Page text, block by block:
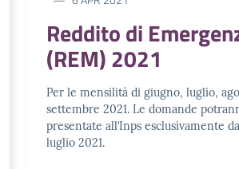
Reddito di
(REM) 2021
Per le mensilità di giugno, luglio,
settembre 2021. Le domande
presentate all’Inps esclusivamente
luglio 2021.